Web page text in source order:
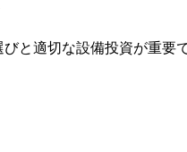
と適切な設備投資が重要で